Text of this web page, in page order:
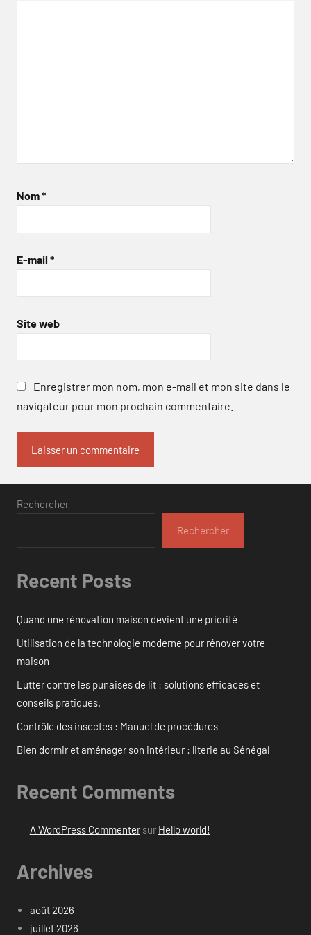
Nom*
E-mail *
Site web
Enregistrer mon nom, mon e-mail et mon site dans le
navigateur pour mon prochain commentaire.
Rechercher
Rechercher
Recent Posts
Quand une rénovation maison devient une priorité
Utilisation de la technologie moderne pour rénover votre
maison
Lutter contre les punaises de lit : solutions efficaces et
conseils pratiques.
Contrôle des insectes : Manuel de procédures
Bien dormir et aménager son intérieur : literie au Sénégal
Recent Comments
A WordPress Commentersur Hello world!
Archives
août 2026
juillet 2026